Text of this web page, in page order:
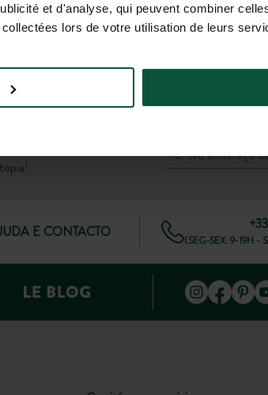
et d'analyse, qui peuvent combiner
lors de votre utilisation de leurs
De comboio
E CONTACTO (SEG-SEX: 9-19H -